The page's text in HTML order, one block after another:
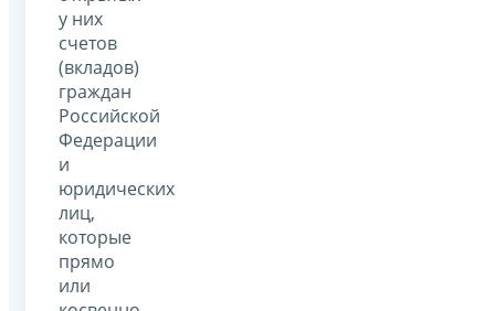
у них
счетов
(вкладов)
граждан
Российской
Федерации
и
юридических
лиц,
которые
прямо
или